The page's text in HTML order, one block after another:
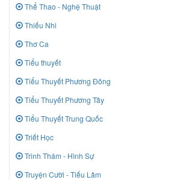
Thể Thao - Nghệ Thuật
Thiếu Nhi
Thơ Ca
Tiểu thuyết
Tiểu Thuyết Phương Đông
Tiểu Thuyết Phương Tây
Tiểu Thuyết Trung Quốc
Triết Học
Trinh Thám - Hình Sự
Truyện Cười - Tiếu Lâm